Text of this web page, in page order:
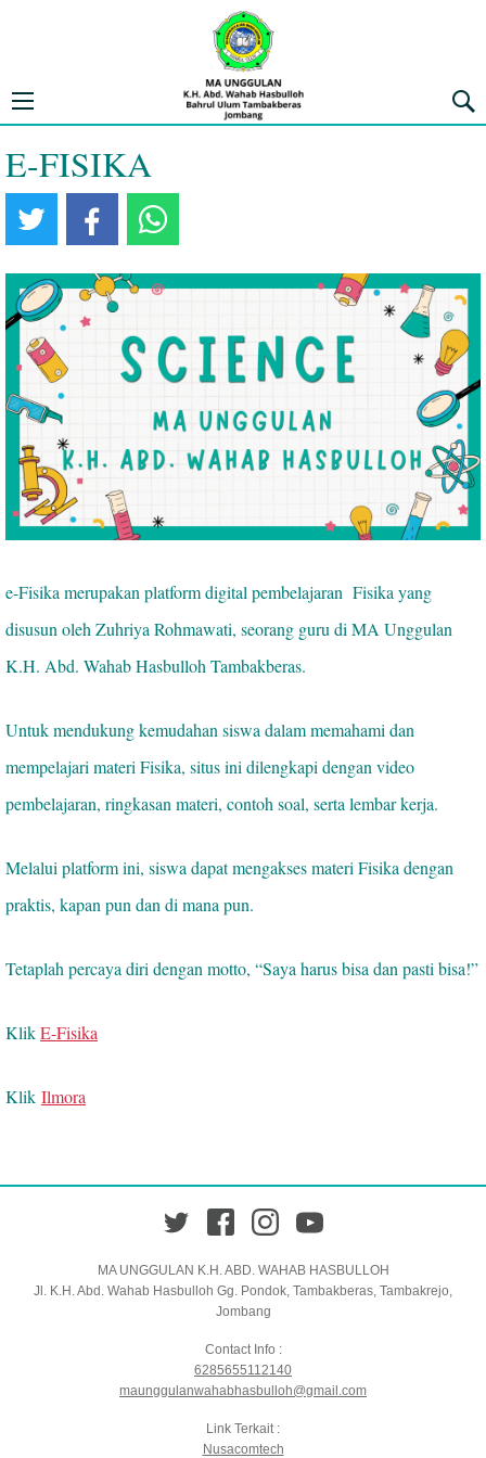
MA UNGGULAN K.H. ABD. WAHAB
E-FISIKA
e-Fisika merupakan platform digital pembelajaran Fisika yang
disusun oleh Zuhriya Rohmawati, seorang guru di MA Unggulan
K.H. Abd. Wahab Hasbulloh Tambakberas.
Untuk mendukung kemudahan siswa dalam memahami dan
mempelajari materi Fisika, situs ini dilengkapi dengan video
pembelajaran, ringkasan materi, contoh soal, serta lembar kerja.
Melalui platform ini, siswa dapat mengakses materi Fisika dengan
praktis, kapan pun dan di mana pun.
Tetaplah percaya diri dengan motto, “Saya harus bisa dan pasti bisa!”
KlikE-Fisika
Klik Ilmora
MA UNGGULAN K.H. ABD. WAHAB HASBULLOH
Jl. K.H. Abd. Wahab Hasbulloh Gg. Pondok, Tambakberas, Tambakrejo,
Jombang
Contact Info :
6285655112140
maunggulanwahabhasbulloh@gmail.com
Link Terkait :
Nusacomtech